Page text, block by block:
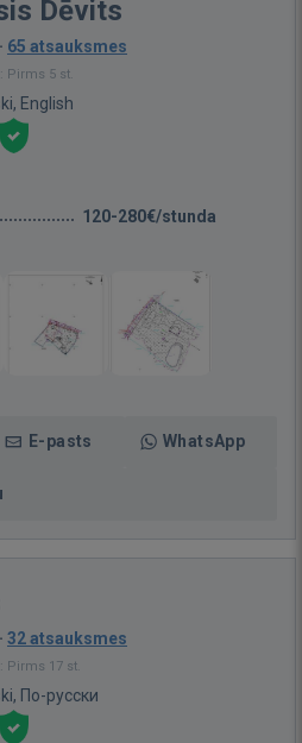
Dēvits
· 65 atsauksmes
Pirms 5 st.
English
120-280€/stunda
E-pasts WhatsApp
· 32 atsauksmes
Pirms 17 st.
По-русски